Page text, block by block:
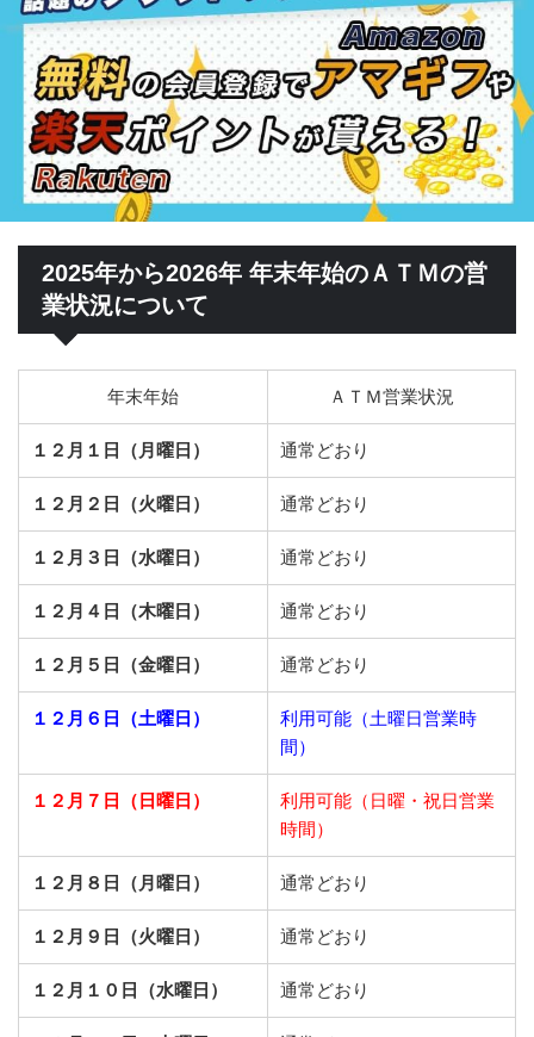
2025年から2026年 年末年始のＡＴＭの営
業状況について
年末年始 ＡＴＭ営業状況
１２月１日（月曜日） 通常どおり
１２月２日（火曜日） 通常どおり
１２月３日（水曜日） 通常どおり
１２月４日（木曜日） 通常どおり
１２月５日（金曜日） 通常どおり
１２月６日（土曜日）
利用可能（土曜日営業時
間）
１２月７日（日曜日）
利用可能（日曜・祝日営業
時間）
１２月８日（月曜日） 通常どおり
１２月９日（火曜日） 通常どおり
１２月１０日（水曜日） 通常どおり